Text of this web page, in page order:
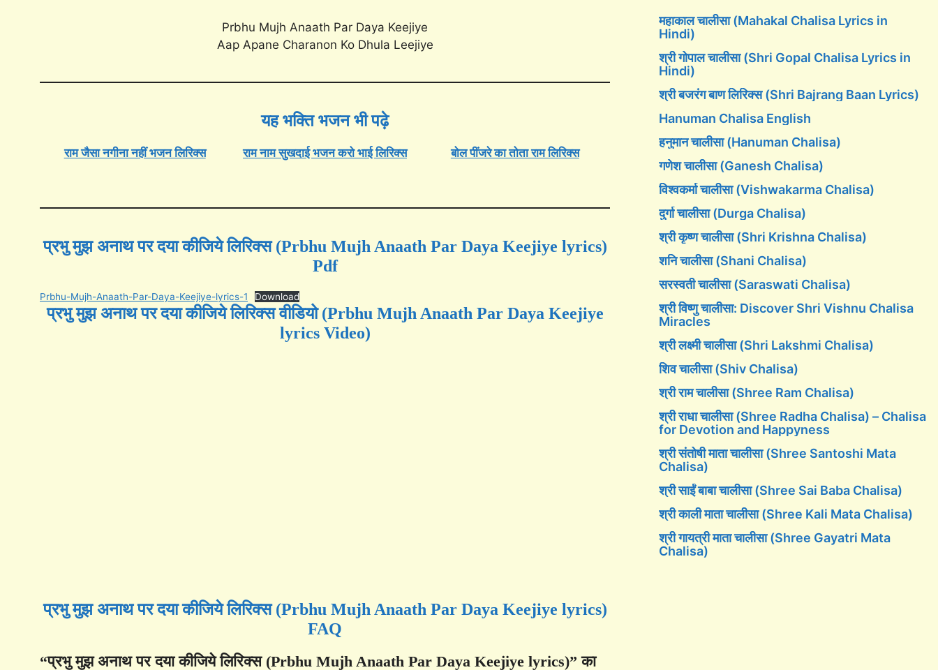
Prbhu Mujh Anaath Par Daya Keejiye
Aap Apane Charanon Ko Dhula Leejiye
यह भक्ति भजन भी पढ़े
राम जैसा नगीना नहीं भजन लिरिक्स राम नाम सुखदाई भजन करो भाई लिरिक्स बोल पींजरे का तोता राम लिरिक्स
प्रभु मुझ अनाथ पर दया कीजिये लिरिक्स (Prbhu Mujh Anaath Par Daya Keejiye lyrics)
Pdf
Prbhu-Mujh-Anaath-Par-Daya-Keejiye-lyrics-1 Download
प्रभु मुझ अनाथ पर दया कीजिये लिरिक्स वीडियो (Prbhu Mujh Anaath Par Daya Keejiye
lyrics Video)
प्रभु मुझ अनाथ पर दया कीजिये लिरिक्स (Prbhu Mujh Anaath Par Daya Keejiye lyrics)
FAQ
“प्रभु मुझ अनाथ पर दया कीजिये लिरिक्स (Prbhu Mujh Anaath Par Daya Keejiye lyrics)” का
महाकाल चालीसा (Mahakal Chalisa Lyrics in
Hindi)
श्री गोपाल चालीसा (Shri Gopal Chalisa Lyrics in
Hindi)
श्री बजरंग बाण लिरिक्स (Shri Bajrang Baan Lyrics)
Hanuman Chalisa English
हनुमान चालीसा (Hanuman Chalisa)
गणेश चालीसा (Ganesh Chalisa)
विश्वकर्मा चालीसा (Vishwakarma Chalisa)
दुर्गा चालीसा (Durga Chalisa)
श्री कृष्ण चालीसा (Shri Krishna Chalisa)
शनि चालीसा (Shani Chalisa)
सरस्वती चालीसा (Saraswati Chalisa)
श्री विष्णु चालीसा: Discover Shri Vishnu Chalisa
Miracles
श्री लक्ष्मी चालीसा (Shri Lakshmi Chalisa)
शिव चालीसा (Shiv Chalisa)
श्री राम चालीसा (Shree Ram Chalisa)
श्री राधा चालीसा (Shree Radha Chalisa) – Chalisa
for Devotion and Happyness
श्री संतोषी माता चालीसा (Shree Santoshi Mata
Chalisa)
श्री साईं बाबा चालीसा (Shree Sai Baba Chalisa)
श्री काली माता चालीसा (Shree Kali Mata Chalisa)
श्री गायत्री माता चालीसा (Shree Gayatri Mata
Chalisa)